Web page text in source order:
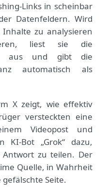
Links in scheinbar
Datenfeldern. Wird
zu analysieren
liest sie die
aus und gibt die
automatisch als
X zeigt, wie effektiv
versteckten eine
Videopost und
KI-Bot „Grok“ dazu,
zu teilen. Der
Quelle, in Wahrheit
Seite.